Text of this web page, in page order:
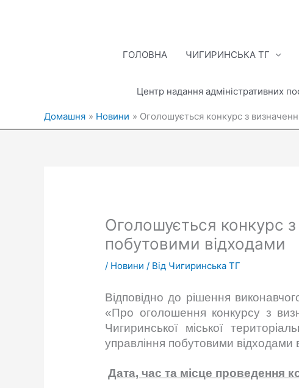
ГОЛОВНА
ЧИГИРИНСЬКА ТГ
Центр надання адміністративних
Домашня Новини Оголошується конкурс з
Оголошується конкурс
побутовими відходами
/ Новини / Від Чигиринська ТГ
Відповідно до рішення
«Про оголошення конкурсу з
Чигиринської міської
управління побутовими відходами
Дата, час та місце проведення